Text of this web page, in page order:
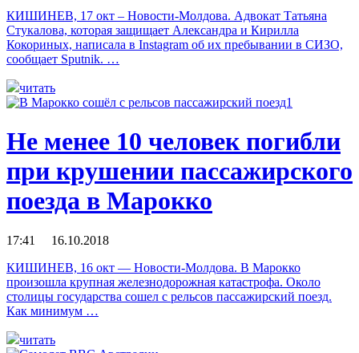
КИШИНЕВ, 17 окт – Новости-Молдова. Адвокат Татьяна
Стукалова, которая защищает Александра и Кирилла
Кокориных, написала в Instagram об их пребывании в СИЗО,
сообщает Sputnik. …
читать
Не менее 10 человек погибли
при крушении пассажирского
поезда в Марокко
17:41 16.10.2018
КИШИНЕВ, 16 окт — Новости-Молдова. В Марокко
произошла крупная железнодорожная катастрофа. Около
столицы государства сошел с рельсов пассажирский поезд.
Как минимум …
читать